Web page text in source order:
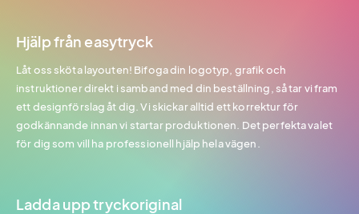
Hjälp från easytryck
Låt oss sköta layouten! Bifoga din logotyp, grafik och
instruktioner direkt i samband med din beställning, så tar vi fram
ett designförslag åt dig. Vi skickar alltid ett korrektur för
godkännande innan vi startar produktionen. Det perfekta valet
för dig som vill ha professionell hjälp hela vägen.
Ladda upp tryckoriginal